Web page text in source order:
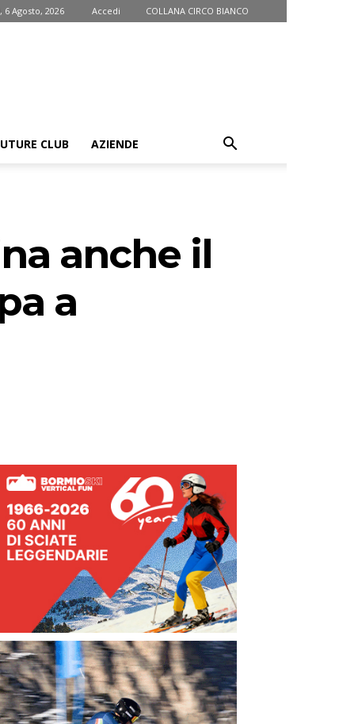
6 Agosto, 2026 Accedi COLLANA CIRCO BIANCO
CLUB AZIENDE
anche il
a